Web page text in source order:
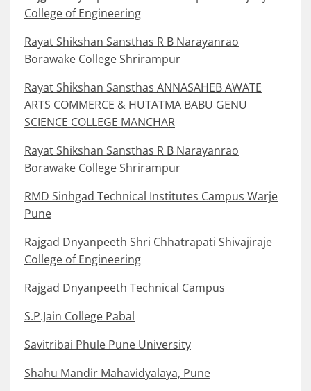
College of Engineering
Rayat Shikshan Sansthas R B Narayanrao
Borawake College Shrirampur
Rayat Shikshan Sansthas ANNASAHEB AWATE
ARTS COMMERCE & HUTATMA BABU GENU
SCIENCE COLLEGE MANCHAR
Rayat Shikshan Sansthas R B Narayanrao
Borawake College Shrirampur
RMD Sinhgad Technical Institutes Campus Warje
Pune
Rajgad Dnyanpeeth Shri Chhatrapati Shivajiraje
College of Engineering
Rajgad Dnyanpeeth Technical Campus
S.P.Jain College Pabal
Savitribai Phule Pune University
Shahu Mandir Mahavidyalaya, Pune